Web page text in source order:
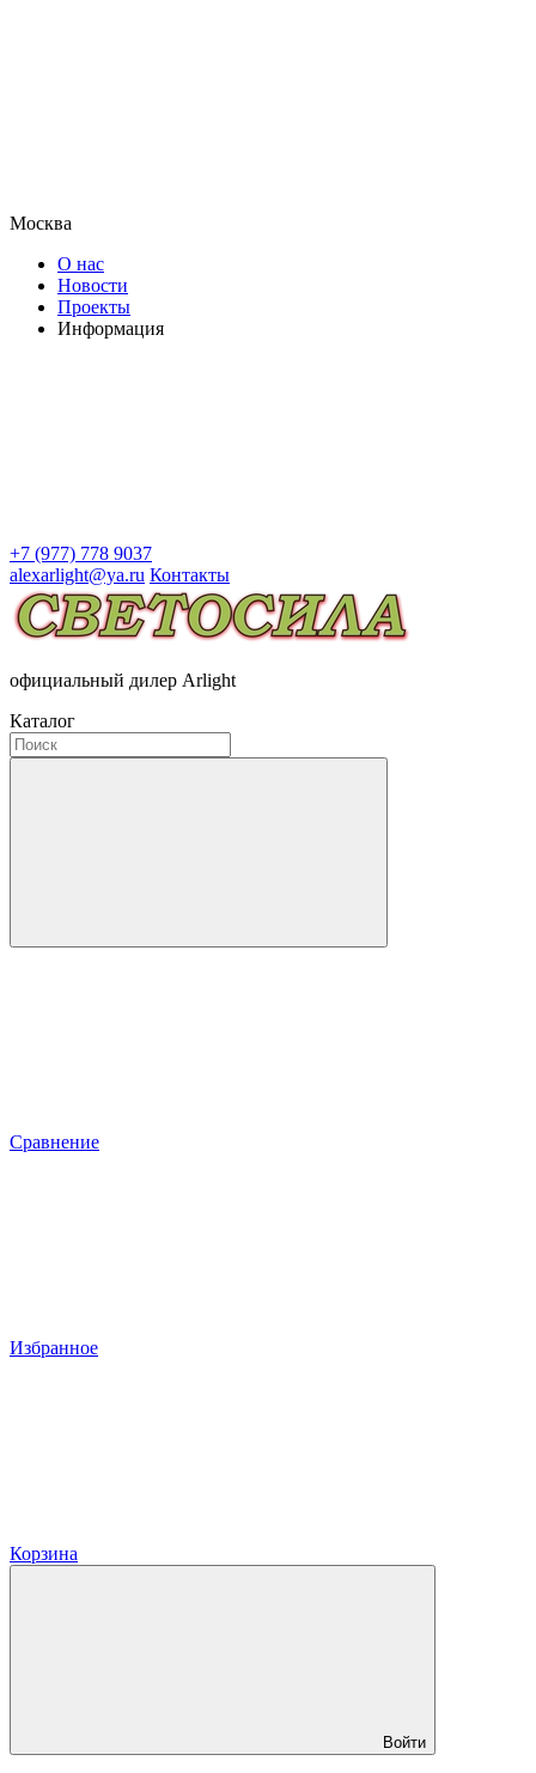
Москва
О нас
Новости
Проекты
Информация
+7 (977) 778 9037
alexarlight@ya.ru Контакты
официальный дилер Arlight
Каталог
Сравнение
Избранное
Корзина
Войти